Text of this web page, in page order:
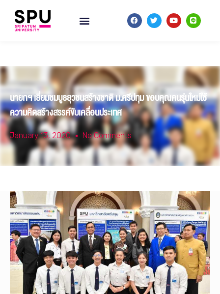
นายกฯ เยี่ยมชมบูธยุวชนสร้างชาติ ม.ศรีปทุม ขอบคุณคนรุ่นใหม่ใช้
ความคิดสร้างสรรค์ขับเคลื่อนประเทศ
January 13, 2020 No Comments